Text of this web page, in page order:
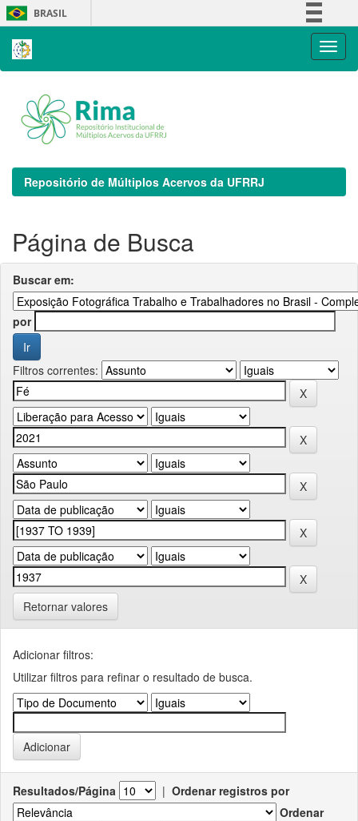
Skip
navigation
BRASIL
Repositório de Múltiplos Acervos da UFRRJ
Página de Busca
Buscar em:
por
Filtros correntes:
Retornar valores
Adicionar filtros:
Utilizar filtros para refinar o resultado de busca.
Resultados/Página | Ordenar registros por
Ordenar